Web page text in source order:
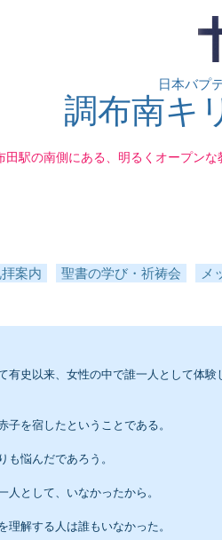
田駅の南側にある、明るくオープン
日本バプ
調布南キ
案内 聖書の学び・祈祷会 メ
有史以来、女性の中で誰一人として体
子を宿したということである。
も悩んだであろう。
人として、いなかったから。
解する人は誰もいなかった。